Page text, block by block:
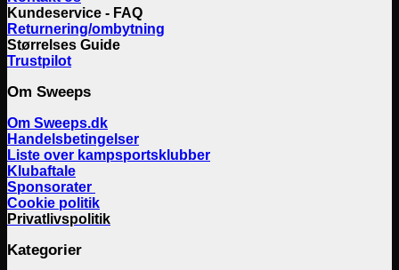
Kundeservice - FAQ
Returnering/ombytning
Størrelses Guide
Trustpilot
Om Sweeps
Om Sweeps.dk
Handelsbetingelser
Liste over kampsportsklubber
Klubaftale
Sponsorater
Cookie politik
Privatlivspolitik
Kategorier